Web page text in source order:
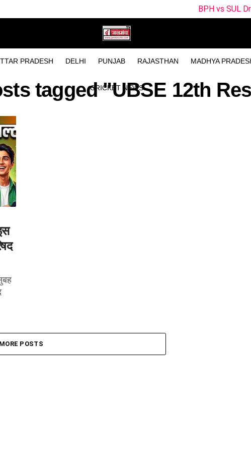
PRADESH DELHI PUNJAB RAJASTHAN MADHYA
CRICKET NEWS
BPH vs SUL Dream11
tagged "UBSE 12th
MORE POSTS